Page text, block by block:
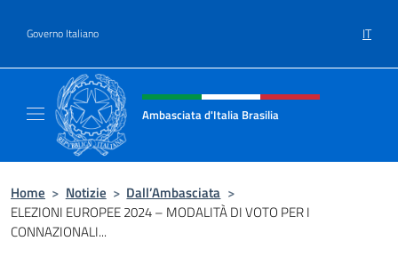
Governo Italiano IT
Intestazione sito, social e menù
Ambasciata d'Italia Brasilia
Home > Notizie > Dall’Ambasciata >
ELEZIONI EUROPEE 2024 – MODALITÀ DI VOTO PER I
CONNAZIONALI...